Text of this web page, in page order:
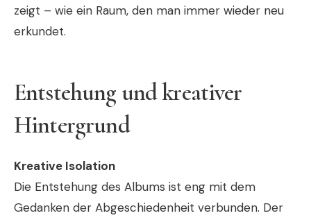
zeigt – wie ein Raum, den man immer wieder neu
erkundet.
Entstehung und kreativer
Hintergrund
Kreative Isolation
Die Entstehung des Albums ist eng mit dem
Gedanken der Abgeschiedenheit verbunden. Der